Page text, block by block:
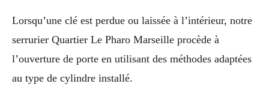
Lorsqu’une clé est perdue ou laissée à l’intérieur, notre
serrurier Quartier Le Pharo Marseille procède à
l’ouverture de porte en utilisant des méthodes adaptées
au type de cylindre installé.